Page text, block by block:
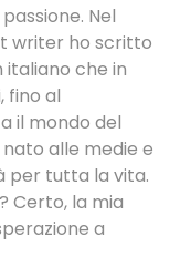
Nel
writer ho scritto
italiano che in
fino al
il mondo del
alle medie e
per tutta la vita.
Certo, la mia
a